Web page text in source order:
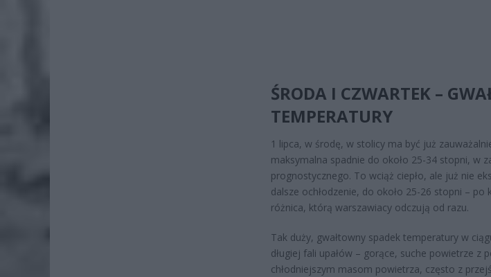
ŚRODA I CZWARTEK –
TEMPERATURY
1 lipca, w środę, w stolicy ma być już
maksymalna spadnie do około 25-34 stopni, w
prognostycznego. To wciąż ciepło, ale już nie
dalsze ochłodzenie, do około 25-26 stopni –
różnica, którą warszawiacy odczują od razu.
Tak duży, gwałtowny spadek temperatury w
długiej fali upałów – gorące, suche powietrze z
chłodniejszym masom powietrza, często z